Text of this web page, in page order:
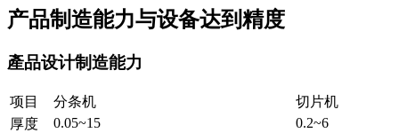
产品制造能力与设备达到精度
產品设计制造能力
项目 分条机
切片机
厚度
0.05~15
0.2~6